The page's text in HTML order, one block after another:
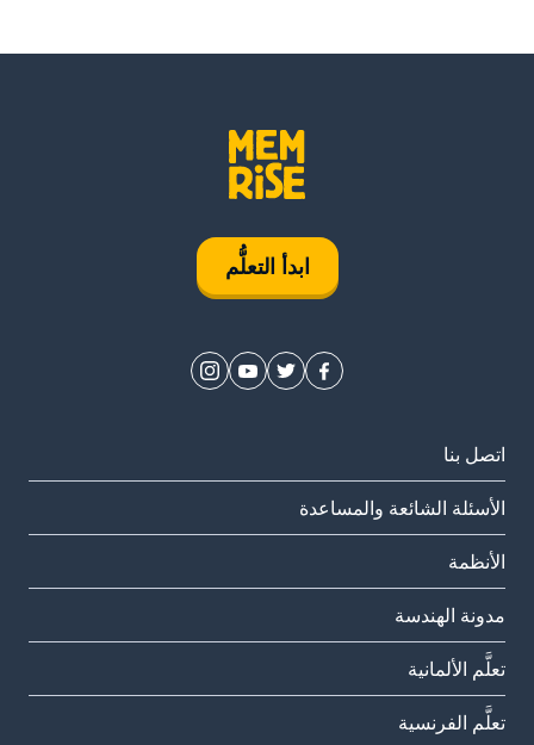
ابدأ التعلُّم
اتصل بنا
الأسئلة الشائعة والمساعدة
الأنظمة
مدونة الهندسة
تعلَّم الألمانية
تعلَّم الفرنسية